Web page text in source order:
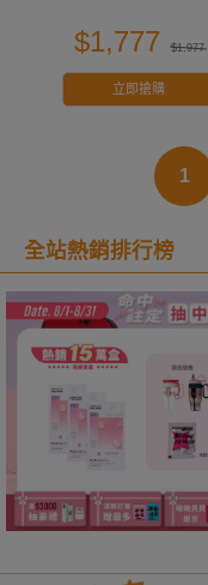
$1,777 $1,977
立即搶購
1
全站熱銷排行榜